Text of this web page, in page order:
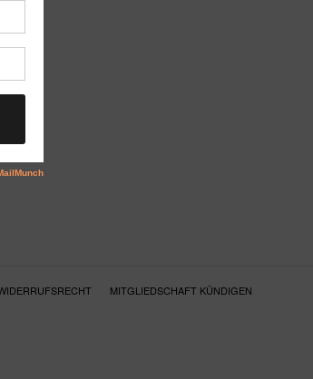
MITGLIEDSCHAFT KÜNDIGEN